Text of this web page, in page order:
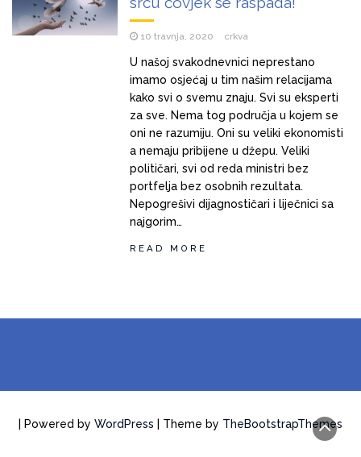
10 travnja, 2020 crkva
U našoj svakodnevnici neprestano
imamo osjećaj u tim našim relacijama
kako svi o svemu znaju. Svi su eksperti
za sve. Nema tog područja u kojem se
oni ne razumiju. Oni su veliki ekonomisti
a nemaju pribijene u džepu. Veliki
političari, svi od reda ministri bez
portfelja bez osobnih rezultata.
Nepogrešivi dijagnostičari i liječnici sa
najgorim…
READ MORE
| Powered by WordPress | Theme by TheBootstrapThemes